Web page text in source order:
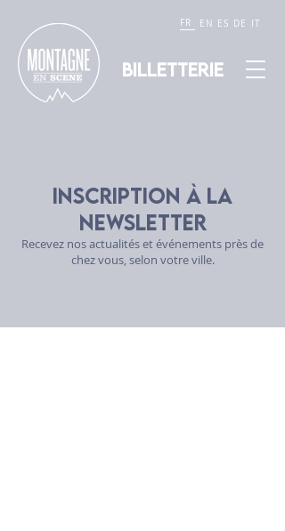
FR EN ES DE IT
BILLETTERIE
Inscription à la
newsletter
Recevez nos actualités et événements près de
chez vous, selon votre ville.